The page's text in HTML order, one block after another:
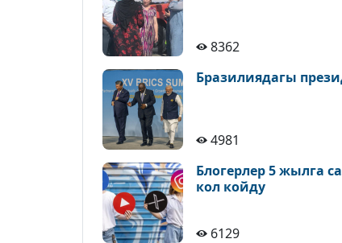
8362
Бразилиядагы
4981
Блогерлер 5 жылга
кол койду
6129